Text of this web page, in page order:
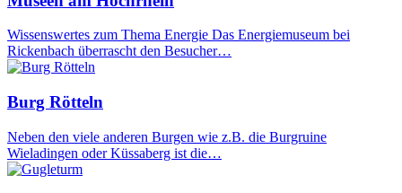
Wissenswertes zum Thema Energie Das Energiemuseum bei
Rickenbach überrascht den Besucher…
Burg Rötteln
Neben den viele anderen Burgen wie z.B. die Burgruine
Wieladingen oder Küssaberg ist die…